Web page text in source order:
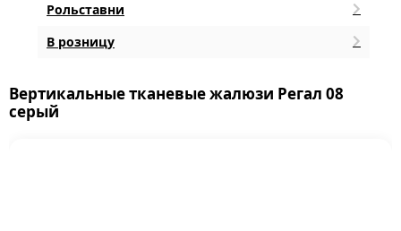
Рольставни
В розницу
Вертикальные тканевые жалюзи Регал 08
серый